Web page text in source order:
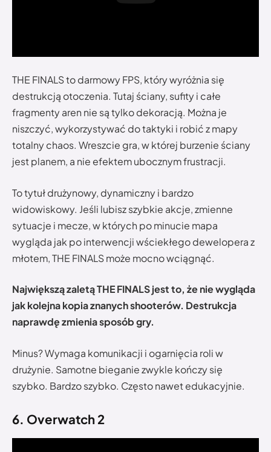
THE FINALS to darmowy FPS, który wyróżnia się
destrukcją otoczenia. Tutaj ściany, sufity i całe
fragmenty aren nie są tylko dekoracją. Można je
niszczyć, wykorzystywać do taktyki i robić z mapy
totalny chaos. Wreszcie gra, w której burzenie ściany
jest planem, a nie efektem ubocznym frustracji.
To tytuł drużynowy, dynamiczny i bardzo
widowiskowy. Jeśli lubisz szybkie akcje, zmienne
sytuacje i mecze, w których po minucie mapa
wygląda jak po interwencji wściekłego dewelopera z
młotem, THE FINALS może mocno wciągnąć.
Największą zaletą THE FINALS jest to, że nie wygląda
jak kolejna kopia znanych shooterów. Destrukcja
naprawdę zmienia sposób gry.
Minus? Wymaga komunikacji i ogarnięcia roli w
drużynie. Samotne bieganie zwykle kończy się
szybko. Bardzo szybko. Często nawet edukacyjnie.
6. Overwatch 2